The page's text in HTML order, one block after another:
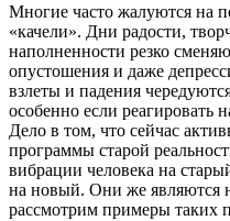
Многие часто жалуются на
«качели». Дни радости,
наполненности резко
опустошения и даже
взлеты и падения
особенно если реагировать
Дело в том, что сейчас
программы старой
вибрации человека на
на новый. Они же являются
рассмотрим примеры таких